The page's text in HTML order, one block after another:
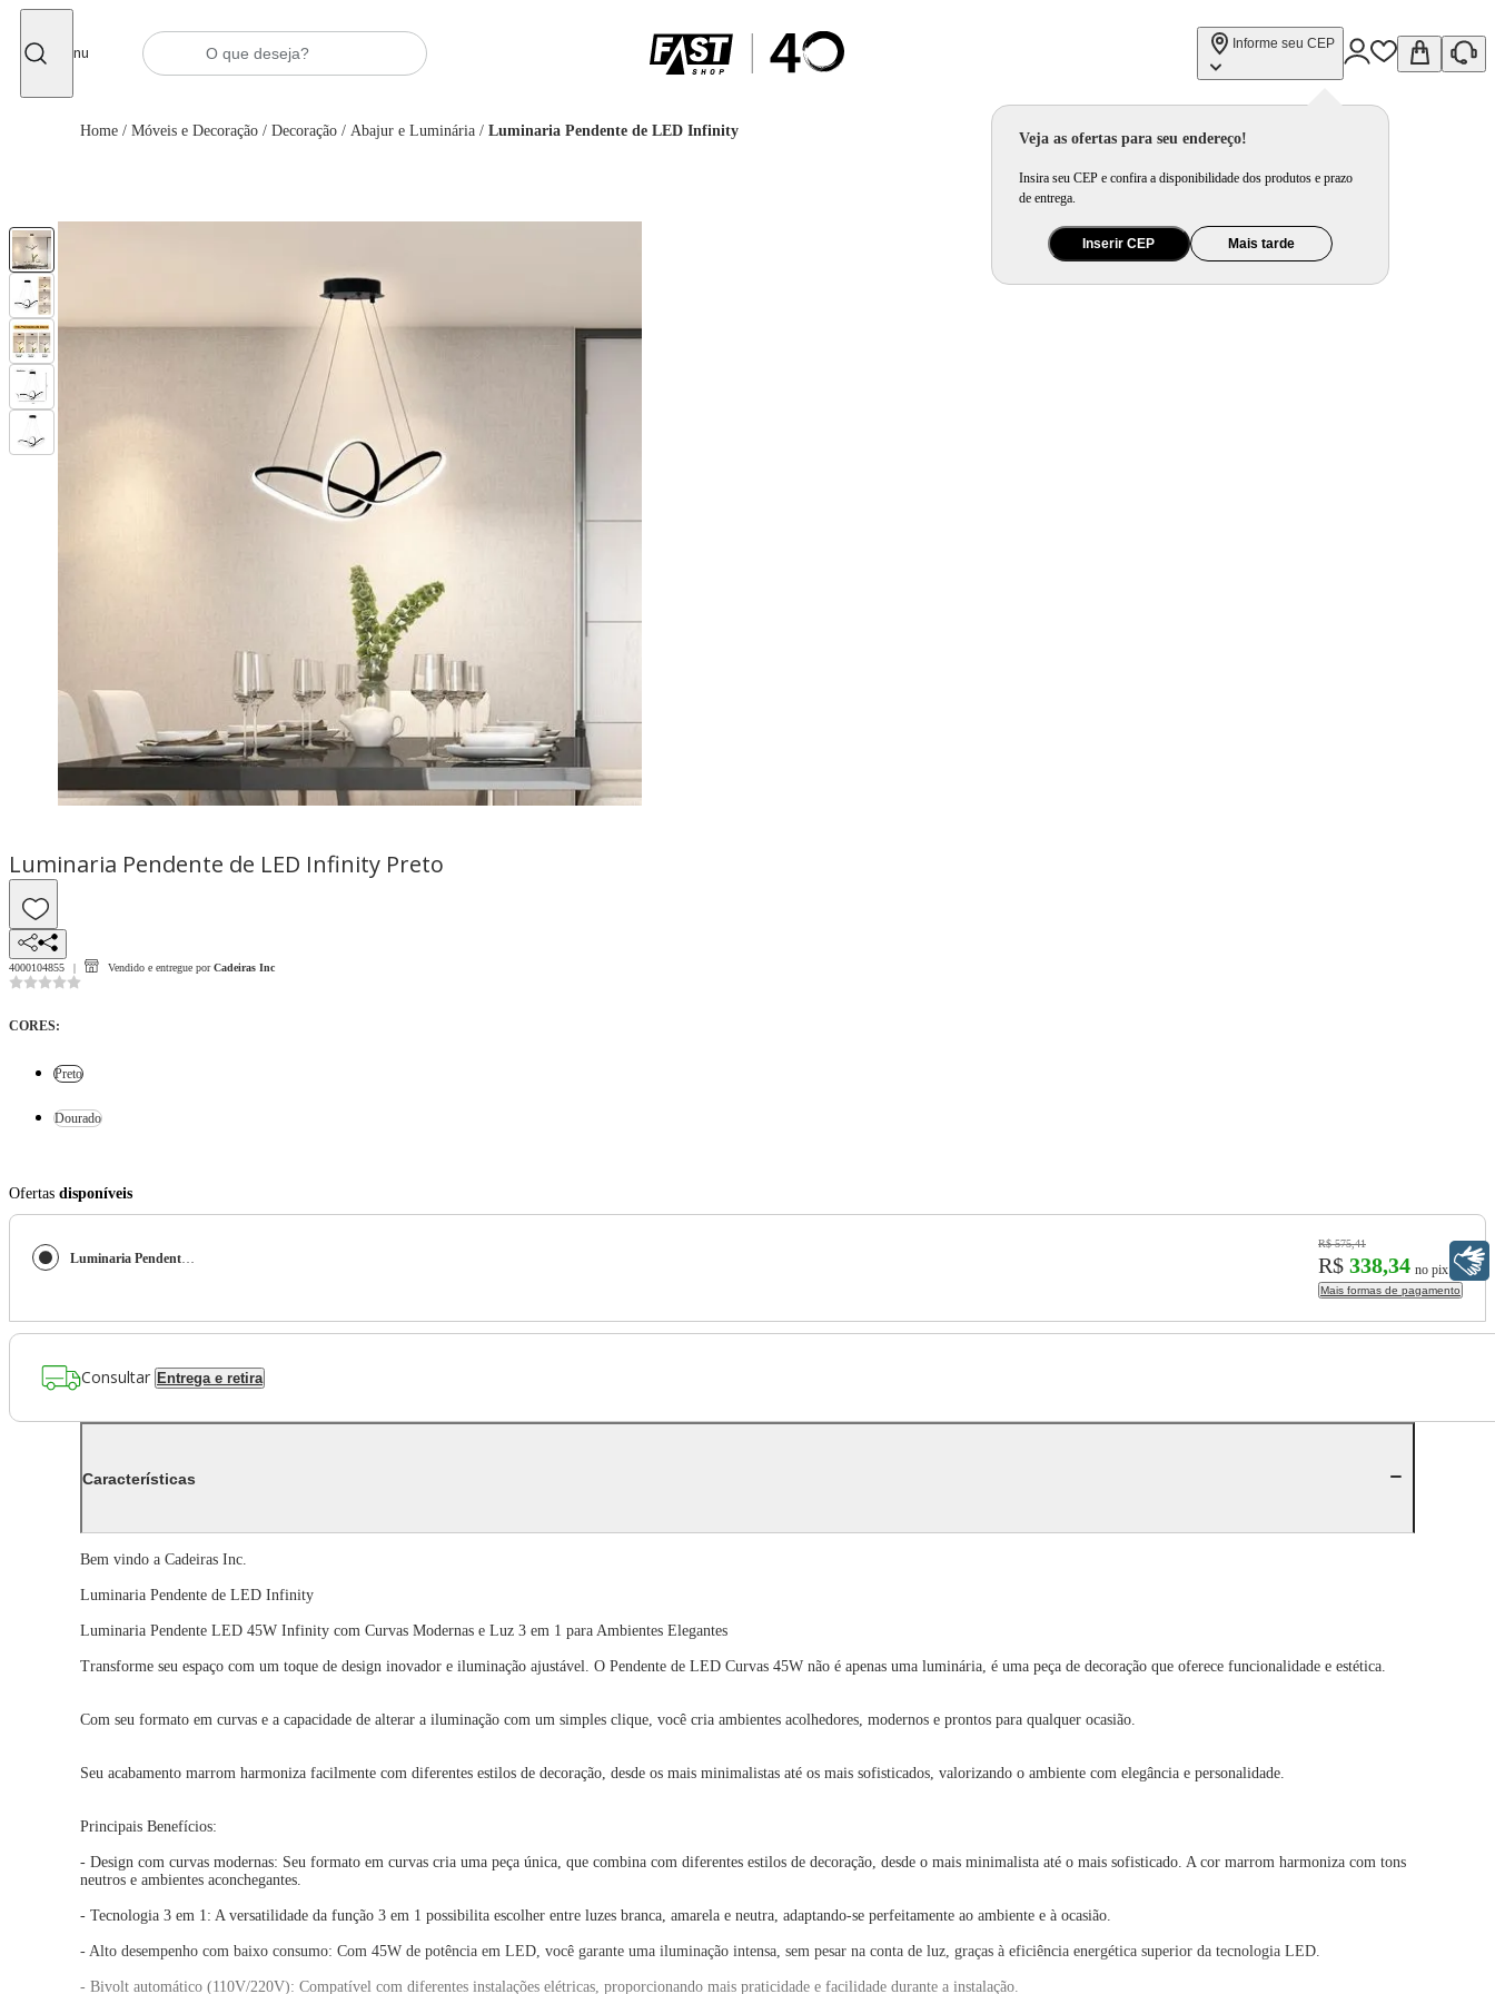
Menu
Informe seu CEP
Veja as ofertas para seu endereço!
Insira seu CEP e confira a disponibilidade dos produtos e prazo
de entrega.
Inserir CEP Mais tarde
Home / Móveis e Decoração / Decoração / Abajur e Luminária / Luminaria Pendente de LED Infinity
Luminaria Pendente de LED Infinity Preto
4000104855 Vendido e entregue por Cadeiras Inc
CORES:
Preto
Dourado
Ofertas disponíveis
Luminaria Pendente de LED Infinity
R$ 575,41
R$ 338,34 no pix
Mais formas de pagamento
Consultar Entrega e retira
Características
Bem vindo a Cadeiras Inc.
Luminaria Pendente de LED Infinity
Luminaria Pendente LED 45W Infinity com Curvas Modernas e Luz 3 em 1 para Ambientes Elegantes
Transforme seu espaço com um toque de design inovador e iluminação ajustável. O Pendente de LED Curvas 45W não é apenas uma luminária, é uma peça de decoração que oferece funcionalidade e estética.
Com seu formato em curvas e a capacidade de alterar a iluminação com um simples clique, você cria ambientes acolhedores, modernos e prontos para qualquer ocasião.
Seu acabamento marrom harmoniza facilmente com diferentes estilos de decoração, desde os mais minimalistas até os mais sofisticados, valorizando o ambiente com elegância e personalidade.
Principais Benefícios:
- Design com curvas modernas: Seu formato em curvas cria uma peça única, que combina com diferentes estilos de decoração, desde o mais minimalista até o mais sofisticado. A cor marrom harmoniza com tons
neutros e ambientes aconchegantes.
- Tecnologia 3 em 1: A versatilidade da função 3 em 1 possibilita escolher entre luzes branca, amarela e neutra, adaptando-se perfeitamente ao ambiente e à ocasião.
- Alto desempenho com baixo consumo: Com 45W de potência em LED, você garante uma iluminação intensa, sem pesar na conta de luz, graças à eficiência energética superior da tecnologia LED.
- Bivolt automático (110V/220V): Compatível com diferentes instalações elétricas, proporcionando mais praticidade e facilidade durante a instalação.
Libras